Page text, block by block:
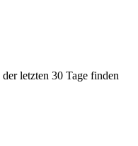
der letzten 30 Tage finden